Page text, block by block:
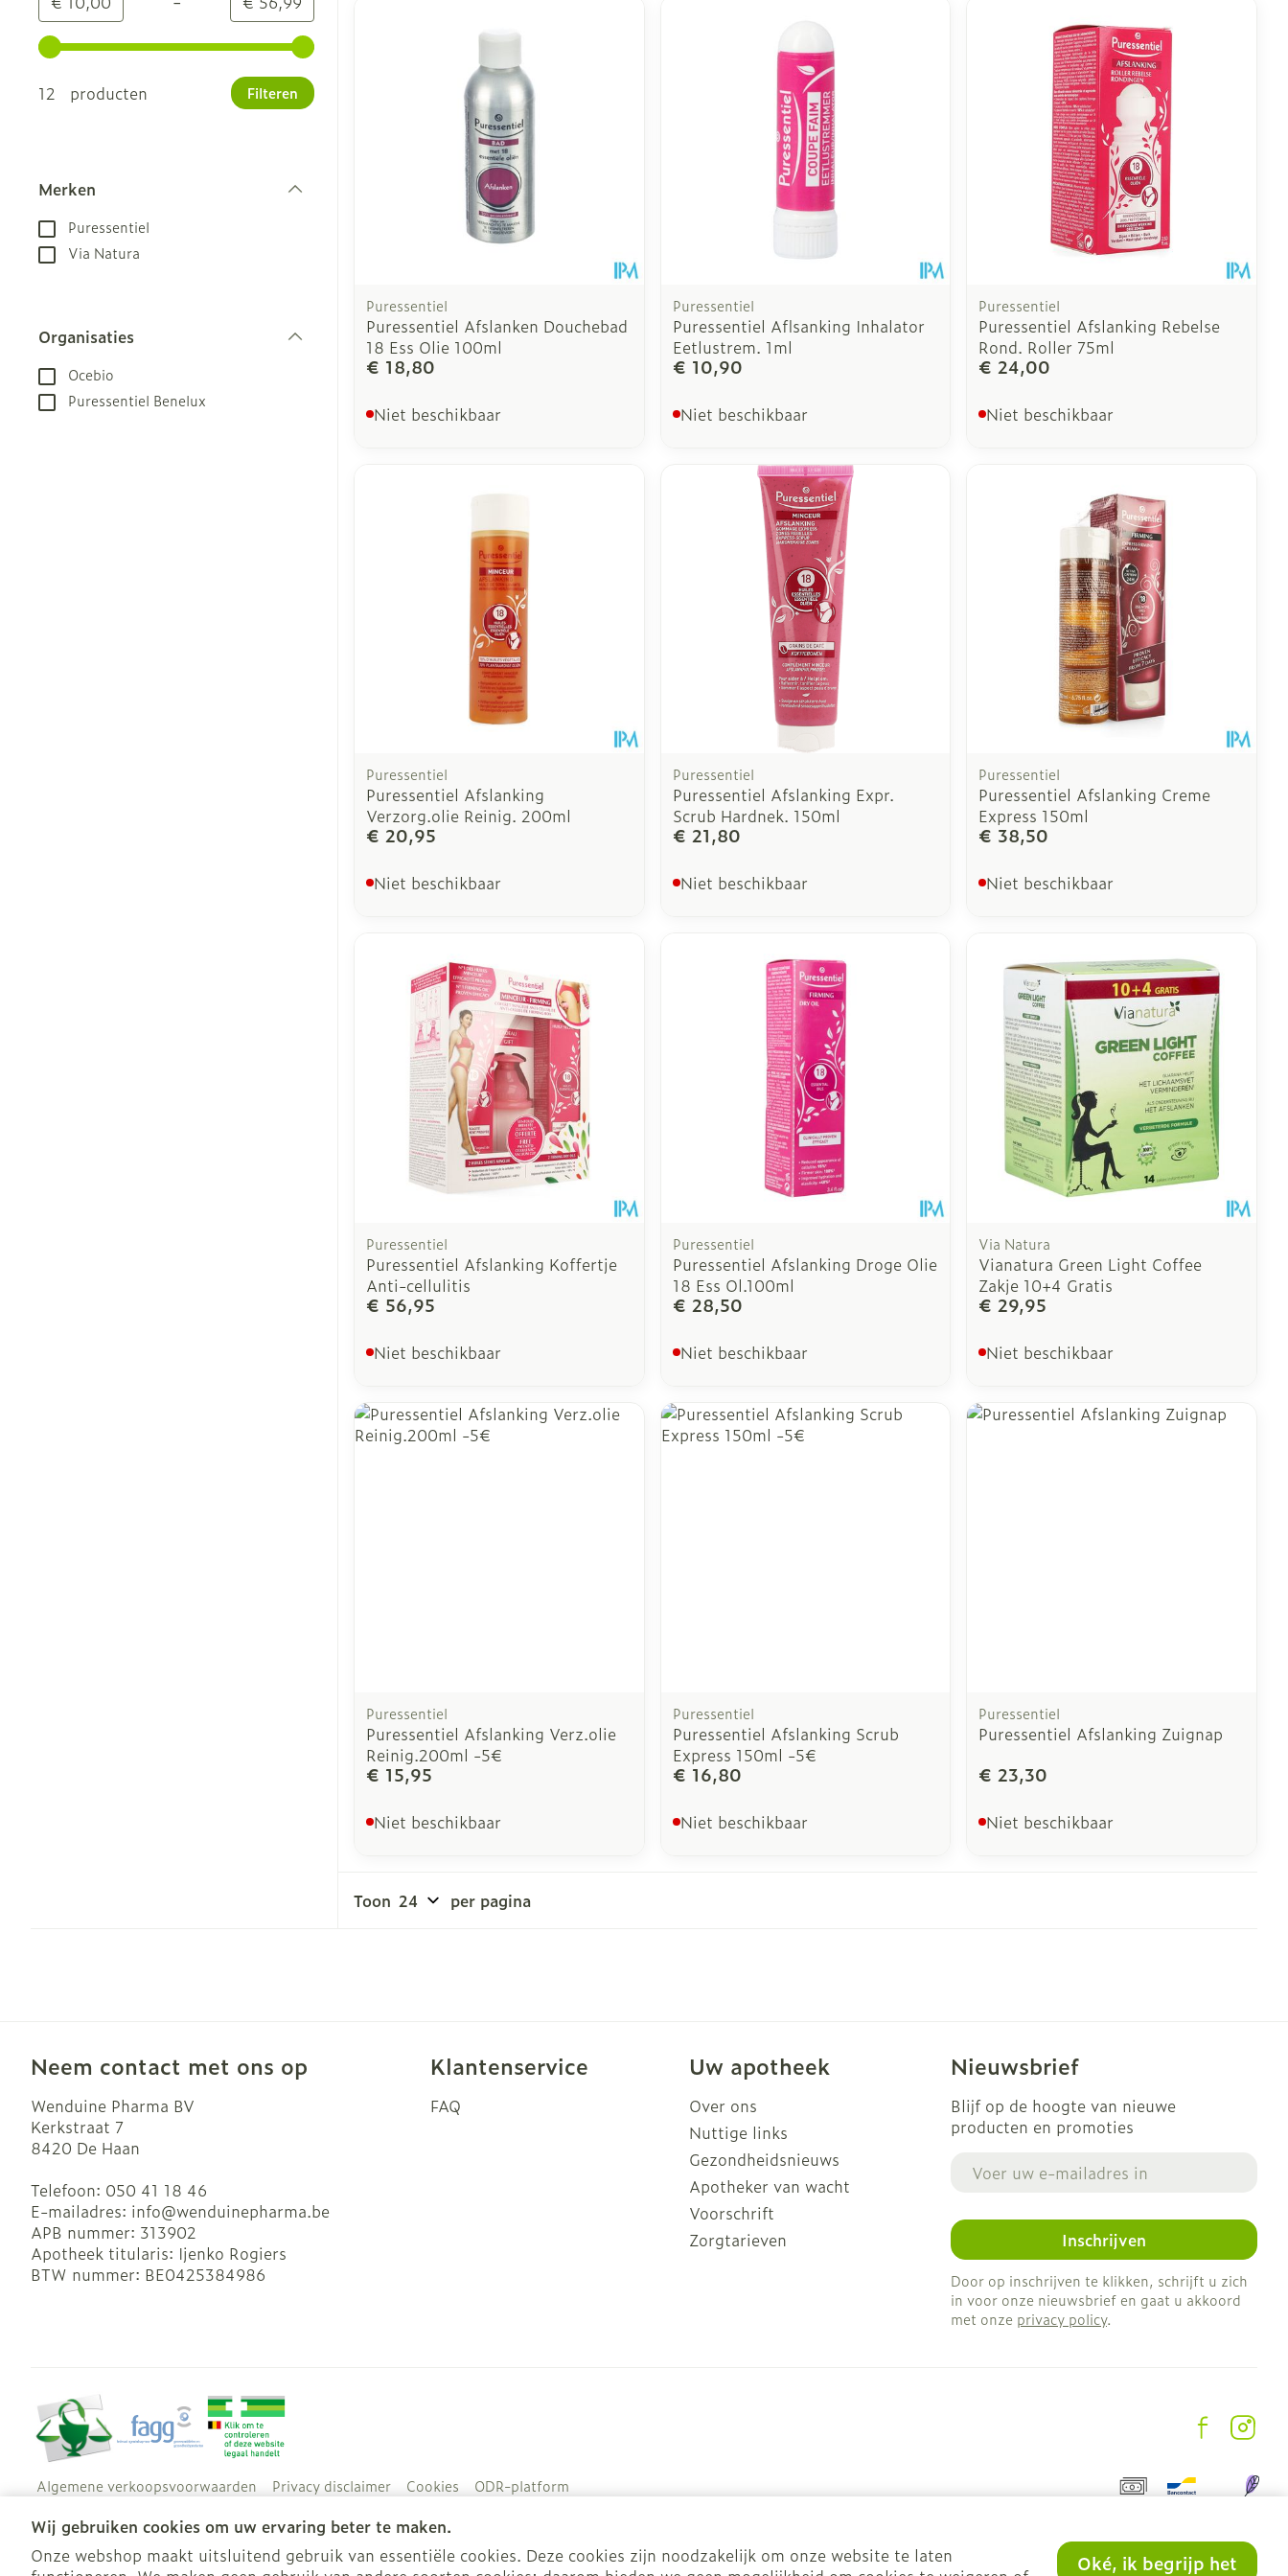
Wij gebruiken cookies om uw ervaring beter te maken.
Onze webshop maakt uitsluitend gebruik van essentiële cookies. Deze cookies zijn noodzakelijk om onze website te laten
Oké, ik begrijp het
Gebruik de pijltjestoetsen links en rechts om de minimale en maximale prijswaarden aan te passen.
12 producten
Filteren
Merken
Puressentiel
Via Natura
Organisaties
Ocebio
Puressentiel Benelux
Puressentiel
Puressentiel Afslanken Douchebad
18 Ess Olie 100ml
€ 18,80
Niet beschikbaar
Puressentiel
Puressentiel Aflsanking Inhalator
Eetlustrem. 1ml
€ 10,90
Niet beschikbaar
Puressentiel
Puressentiel Afslanking Rebelse
Rond. Roller 75ml
€ 24,00
Niet beschikbaar
Puressentiel
Puressentiel Afslanking
Verzorg.olie Reinig. 200ml
€ 20,95
Niet beschikbaar
Puressentiel
Puressentiel Afslanking Expr.
Scrub Hardnek. 150ml
€ 21,80
Niet beschikbaar
Puressentiel
Puressentiel Afslanking Creme
Express 150ml
€ 38,50
Niet beschikbaar
Puressentiel
Puressentiel Afslanking Koffertje
Anti-cellulitis
€ 56,95
Niet beschikbaar
Puressentiel
Puressentiel Afslanking Droge Olie
18 Ess Ol.100ml
€ 28,50
Niet beschikbaar
Via Natura
Vianatura Green Light Coffee
Zakje 10+4 Gratis
€ 29,95
Niet beschikbaar
Puressentiel
Puressentiel Afslanking Verz.olie
Reinig.200ml -5€
€ 15,95
Niet beschikbaar
Puressentiel
Puressentiel Afslanking Scrub
Express 150ml -5€
€ 16,80
Niet beschikbaar
Puressentiel
Puressentiel Afslanking Zuignap
€ 23,30
Niet beschikbaar
Toon per pagina
Neem contact met ons op
Wenduine Pharma BV
Kerkstraat 7
8420 De Haan
Telefoon: 050 41 18 46
E-mailadres: info@wenduinepharma.be
APB nummer: 313902
Apotheek titularis: Ijenko Rogiers
BTW nummer: BE0425384986
Klantenservice
FAQ
Uw apotheek
Over ons
Nuttige links
Gezondheidsnieuws
Apotheker van wacht
Voorschrift
Zorgtarieven
Nieuwsbrief
Blijf op de hoogte van nieuwe
producten en promoties
Inschrijven
Door op inschrijven te klikken, schrijft u zich
in voor onze nieuwsbrief en gaat u akkoord
met onze privacy policy.
Algemene verkoopsvoorwaarden Privacy disclaimer Cookies ODR-platform